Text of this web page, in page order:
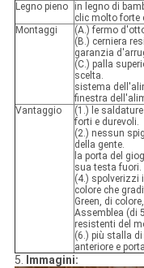
Legno pieno
in legno di
clic molto forte
Montaggi
(A.) fermo
(B.) cerniera
garanzia
(C.) palla
scelta.
sistema
finestra
Vantaggio
(1.) le
forti e durevoli.
(2.) nessun
della gente.
la porta del
sua testa fuori.
(4.) spolverizzi
colore che
Green, di
Assemblea (di
resistenti del
(6.) più stalla
anteriore e
5. Immagini: